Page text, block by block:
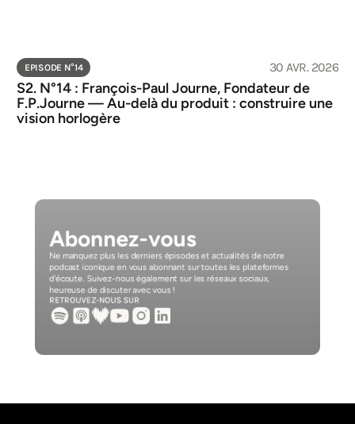
EPISODE N°14 30 AVR. 2026
S2. N°14 : François-Paul Journe, Fondateur de
F.P.Journe — Au-delà du produit : construire une
vision horlogère
Abonnez-vous
Ne manquez plus les derniers épisodes et actualités de notre
podcast iconique en vous abonnant sur toutes les plateformes
d'écoute. Suivez-nous également sur les réseaux sociaux,
heureuse de discuter avec vous !
RETROUVEZ-NOUS SUR